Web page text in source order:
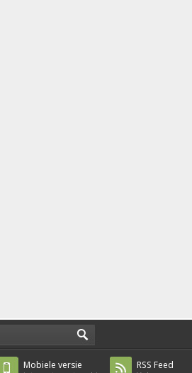
RSS Feed
Mobiele versie